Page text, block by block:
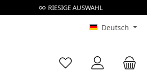
RIESIGE AUSWAHL
Deutsch
Du hast 0 Produkte